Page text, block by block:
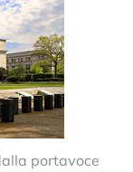
portavoce